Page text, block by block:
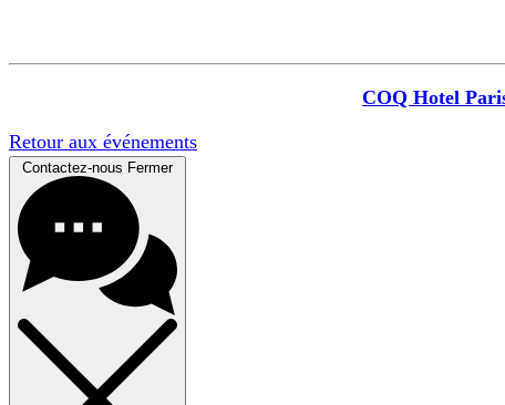
COQ Hotel
Retour aux événements
Contactez-nous Fermer